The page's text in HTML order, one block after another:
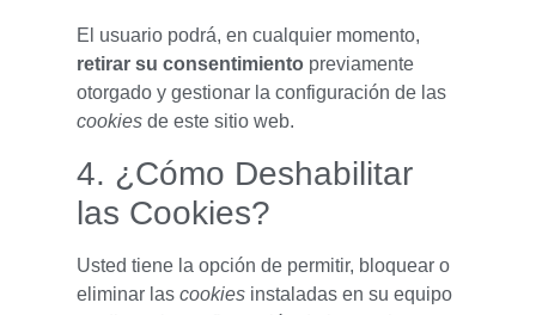
El usuario podrá, en cualquier momento,
retirar su consentimiento previamente
otorgado y gestionar la configuración de las
cookies de este sitio web.
4. ¿Cómo Deshabilitar
las Cookies?
Usted tiene la opción de permitir, bloquear o
eliminar las cookies instaladas en su equipo